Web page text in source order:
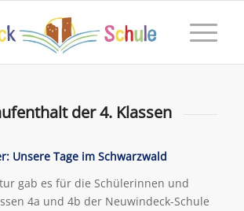
der 4. Klassen
Unsere Tage im Schwarzwald
gab es für die Schülerinnen und
4a und 4b der Neuwindeck-Schule